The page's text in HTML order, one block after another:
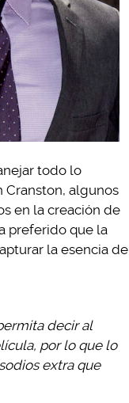
todo lo
Cranston, algunos
en la creación de
preferido que la
la esencia de
decir al
por lo que lo
extra que